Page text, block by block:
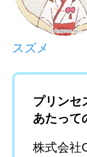
スズメ
プリン
あたって
株式会社